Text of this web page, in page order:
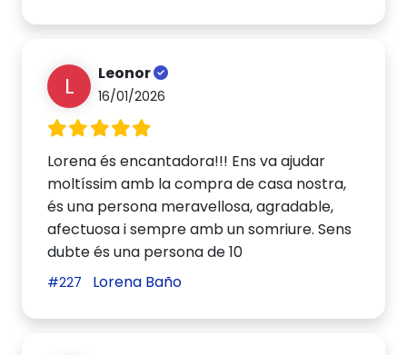
L Leonor
16/01/2026
Lorena és encantadora!!! Ens va ajudar
moltíssim amb la compra de casa nostra,
és una persona meravellosa, agradable,
afectuosa i sempre amb un somriure. Sens
dubte és una persona de 10
#227 Lorena Baño